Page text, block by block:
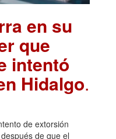
en su
que
intentó
Hidalgo.
de extorsión
de que el